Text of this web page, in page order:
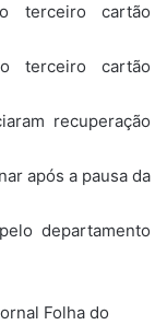
terceiro cartão
terceiro cartão
recuperação
após a pausa da
departamento
Folha do